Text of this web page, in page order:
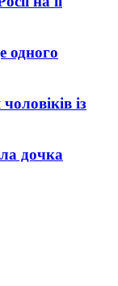
одного
із
дочка